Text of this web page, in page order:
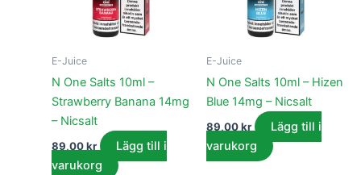
E-Juice
N One Salts 10ml –
Strawberry Banana 14mg
– Nicsalt
89,00kr
Lägg till i
varukorg
E-Juice
N One Salts 10ml – Hizen
Blue 14mg – Nicsalt
89,00kr
Lägg till i
varukorg